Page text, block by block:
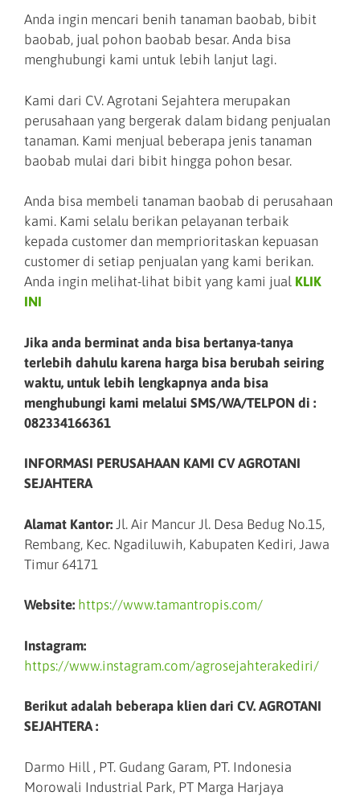
Anda ingin mencari benih tanaman baobab, bibit
baobab, jual pohon baobab besar. Anda bisa
menghubungi kami untuk lebih lanjut lagi.
Kami dari CV. Agrotani Sejahtera merupakan
perusahaan yang bergerak dalam bidang penjualan
tanaman. Kami menjual beberapa jenis tanaman
baobab mulai dari bibit hingga pohon besar.
Anda bisa membeli tanaman baobab di perusahaan
kami. Kami selalu berikan pelayanan terbaik
kepada customer dan memprioritaskan kepuasan
customer di setiap penjualan yang kami berikan.
Anda ingin melihat-lihat bibit yang kami jual KLIK
INI
Jika anda berminat anda bisa bertanya-tanya
terlebih dahulu karena harga bisa berubah seiring
waktu, untuk lebih lengkapnya anda bisa
menghubungi kami melalui SMS/WA/TELPON di :
082334166361
INFORMASI PERUSAHAAN KAMI CV AGROTANI
SEJAHTERA
Alamat Kantor: Jl. Air Mancur Jl. Desa Bedug No.15,
Rembang, Kec. Ngadiluwih, Kabupaten Kediri, Jawa
Timur 64171
Website: https://www.tamantropis.com/
Instagram:
https://www.instagram.com/agrosejahterakediri/
Berikut adalah beberapa klien dari CV. AGROTANI
SEJAHTERA :
Darmo Hill , PT. Gudang Garam, PT. Indonesia
Morowali Industrial Park, PT Marga Harjaya